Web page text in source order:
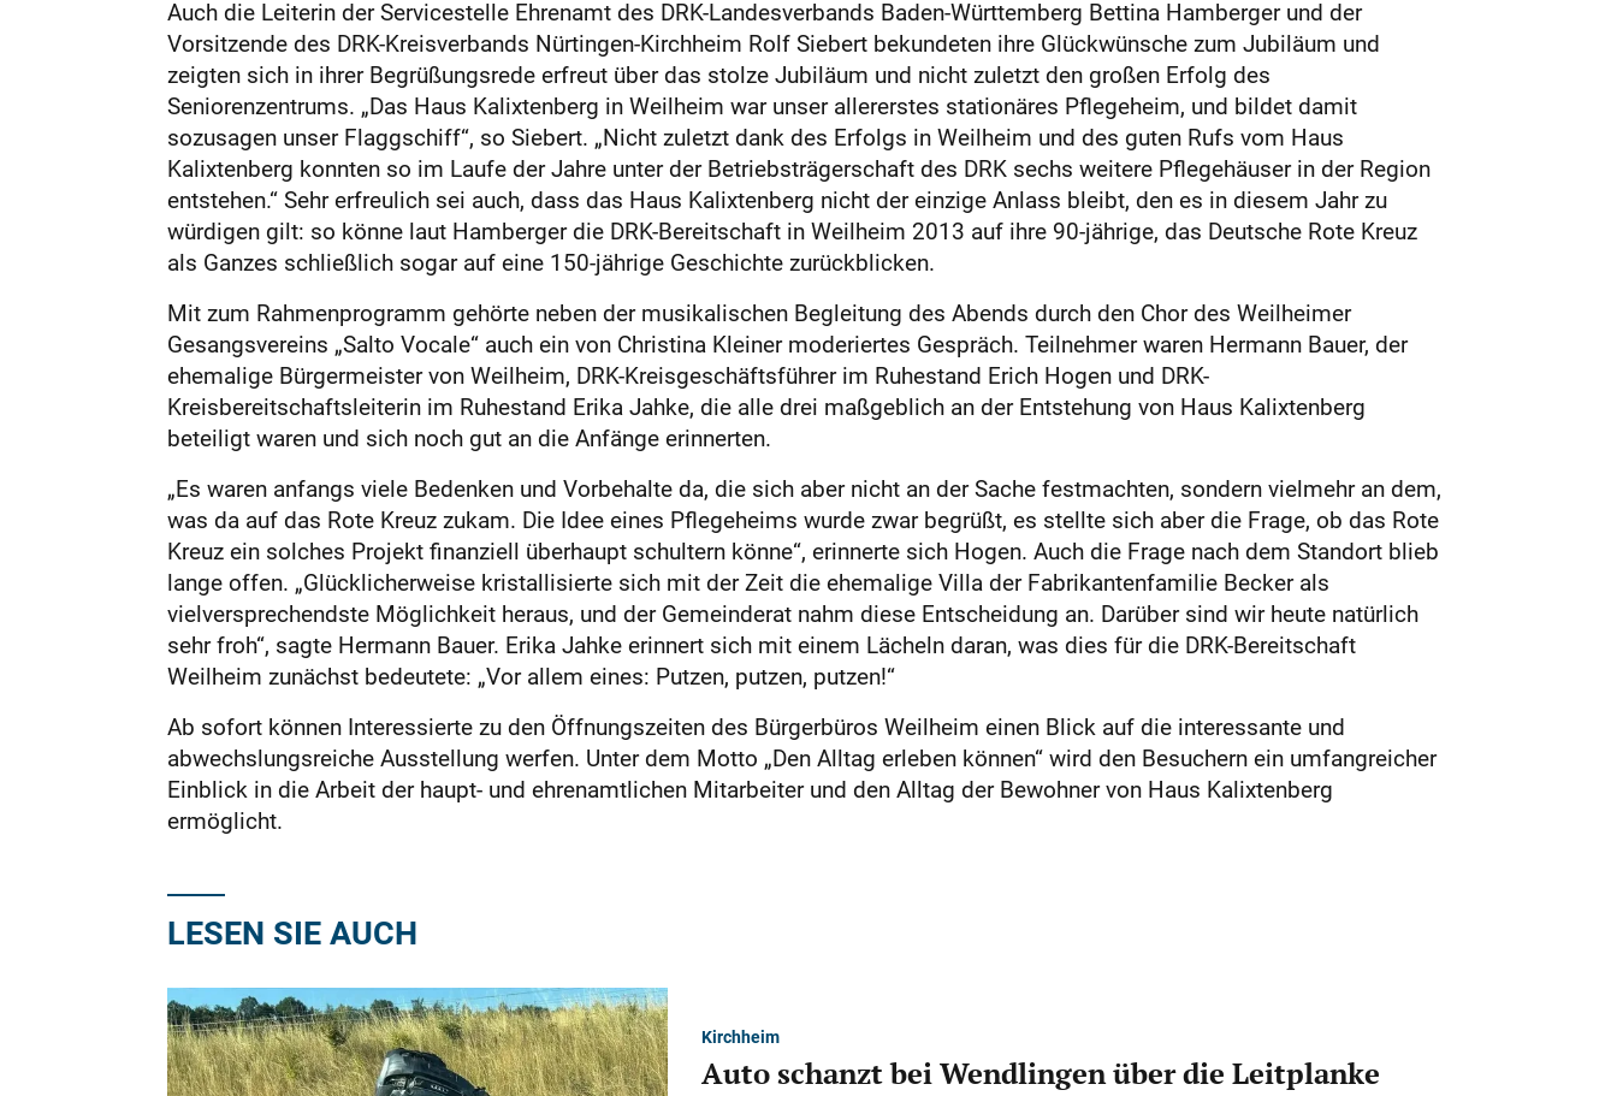
Auch die Leiterin der Servicestelle Ehrenamt des DRK-Landesverbands Baden-Württemberg Bettina Hamberger und der
Vorsitzende des DRK-Kreisverbands Nürtingen-Kirchheim Rolf Siebert bekundeten ihre Glückwünsche zum Jubiläum und
zeigten sich in ihrer Begrüßungsrede erfreut über das stolze Jubiläum und nicht zuletzt den großen Erfolg des
Seniorenzentrums. „Das Haus Kalixtenberg in Weilheim war unser allererstes stationäres Pflegeheim, und bildet damit
sozusagen unser Flaggschiff“, so Siebert. „Nicht zuletzt dank des Erfolgs in Weilheim und des guten Rufs vom Haus
Kalixtenberg konnten so im Laufe der Jahre unter der Betriebsträgerschaft des DRK sechs weitere Pflegehäuser in der Region
entstehen.“ Sehr erfreulich sei auch, dass das Haus Kalixtenberg nicht der einzige Anlass bleibt, den es in diesem Jahr zu
würdigen gilt: so könne laut Hamberger die DRK-Bereitschaft in Weilheim 2013 auf ihre 90-jährige, das Deutsche Rote Kreuz
als Ganzes schließlich sogar auf eine 150-jährige Geschichte zurückblicken.
Mit zum Rahmenprogramm gehörte neben der musikalischen Begleitung des Abends durch den Chor des Weilheimer
Gesangsvereins „Salto Vocale“ auch ein von Christina Kleiner moderiertes Gespräch. Teilnehmer waren Hermann Bauer, der
ehemalige Bürgermeister von Weilheim, DRK-Kreisgeschäftsführer im Ruhestand Erich Hogen und DRK-
Kreisbereitschaftsleiterin im Ruhestand Erika Jahke, die alle drei maßgeblich an der Entstehung von Haus Kalixtenberg
beteiligt waren und sich noch gut an die Anfänge erinnerten.
„Es waren anfangs viele Bedenken und Vorbehalte da, die sich aber nicht an der Sache festmachten, sondern vielmehr an dem,
was da auf das Rote Kreuz zukam. Die Idee eines Pflegeheims wurde zwar begrüßt, es stellte sich aber die Frage, ob das Rote
Kreuz ein solches Projekt finanziell überhaupt schultern könne“, erinnerte sich Hogen. Auch die Frage nach dem Standort blieb
lange offen. „Glücklicherweise kristallisierte sich mit der Zeit die ehemalige Villa der Fabrikantenfamilie Becker als
vielversprechendste Möglichkeit heraus, und der Gemeinderat nahm diese Entscheidung an. Darüber sind wir heute natürlich
sehr froh“, sagte Hermann Bauer. Erika Jahke erinnert sich mit einem Lächeln daran, was dies für die DRK-Bereitschaft
Weilheim zunächst bedeutete: „Vor allem eines: Putzen, putzen, putzen!“
Ab sofort können Interessierte zu den Öffnungszeiten des Bürgerbüros Weilheim einen Blick auf die interessante und
abwechslungsreiche Ausstellung werfen. Unter dem Motto „Den Alltag erleben können“ wird den Besuchern ein umfangreicher
Einblick in die Arbeit der haupt- und ehrenamtlichen Mitarbeiter und den Alltag der Bewohner von Haus Kalixtenberg
ermöglicht.
LESEN SIE AUCH
Kirchheim
Auto schanzt bei Wendlingen über die Leitplanke